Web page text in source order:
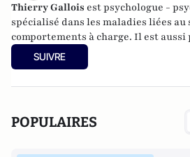
Thierry Gallois est psychologue -
spécialisé dans les maladies liées au
comportements à charge. Il est aussi
l'Université Lille III. Il est l’auteur de
l'argent(2003) et de
SUIVRE
POPULAIRES